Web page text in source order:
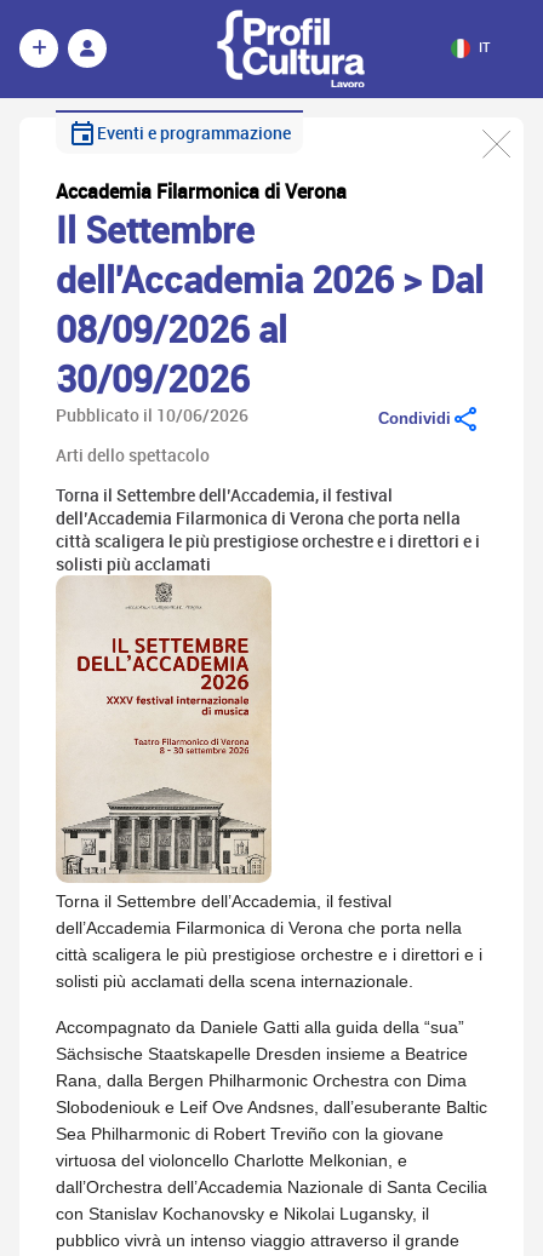
IT
Eventi e programmazione
Accademia Filarmonica di Verona
Il Settembre
dell'Accademia 2026 > Dal
08/09/2026 al
30/09/2026
Pubblicato il 10/06/2026
Arti dello spettacolo
Condividi
Torna il Settembre dell’Accademia, il festival
dell’Accademia Filarmonica di Verona che porta nella
città scaligera le più prestigiose orchestre e i direttori e i
solisti più acclamati
Torna il Settembre dell’Accademia, il festival
dell’Accademia Filarmonica di Verona che porta nella
città scaligera le più prestigiose orchestre e i direttori e i
solisti più acclamati della scena internazionale.
Accompagnato da Daniele Gatti alla guida della “sua”
Sächsische Staatskapelle Dresden insieme a Beatrice
Rana, dalla Bergen Philharmonic Orchestra con Dima
Slobodeniouk e Leif Ove Andsnes, dall’esuberante Baltic
Sea Philharmonic di Robert Treviño con la giovane
virtuosa del violoncello Charlotte Melkonian, e
dall’Orchestra dell’Accademia Nazionale di Santa Cecilia
con Stanislav Kochanovsky e Nikolai Lugansky, il
pubblico vivrà un intenso viaggio attraverso il grande